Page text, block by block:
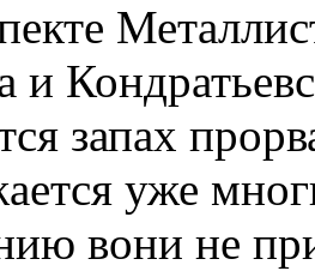
и
запах
уже
вони не